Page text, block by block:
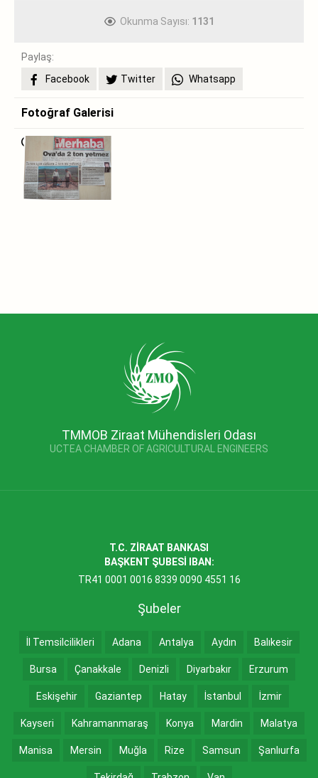
Okunma Sayısı: 1131
Paylaş:
Facebook
Twitter Whatsapp
Fotoğraf Galerisi
TMMOB Ziraat Mühendisleri Odası
UCTEA CHAMBER OF AGRICULTURAL ENGINEERS
T.C. ZİRAAT BANKASI
BAŞKENT ŞUBESİ IBAN:
TR41 0001 0016 8339 0090 4551 16
Şubeler
İl Temsilcilikleri Adana Antalya Aydın Balıkesir
Bursa Çanakkale Denizli Diyarbakır Erzurum
Eskişehir Gaziantep Hatay İstanbul İzmir
Kayseri Kahramanmaraş Konya Mardin Malatya
Manisa Mersin Muğla Rize Samsun Şanlıurfa